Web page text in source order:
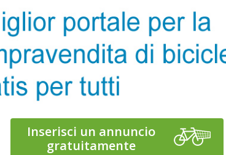
Inserisci un annuncio
gratuitamente